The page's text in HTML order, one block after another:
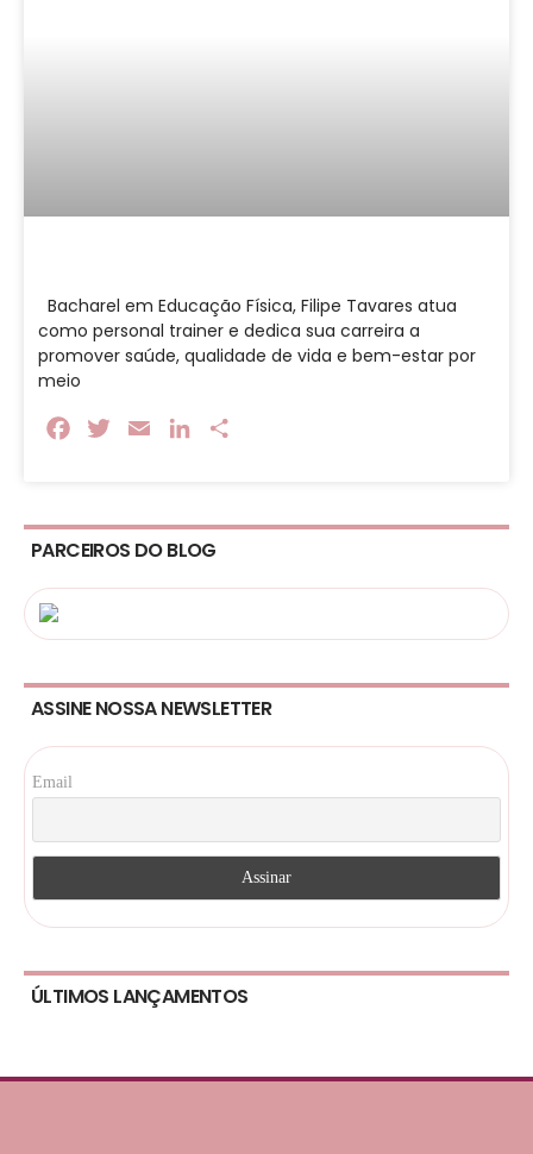
Bacharel em Educação Física, Filipe Tavares atua
como personal trainer e dedica sua carreira a
promover saúde, qualidade de vida e bem-estar por
meio
FacebookTwitterEmail LinkedIn
PARCEIROS DO BLOG
ASSINE NOSSA NEWSLETTER
Email
ÚLTIMOS LANÇAMENTOS